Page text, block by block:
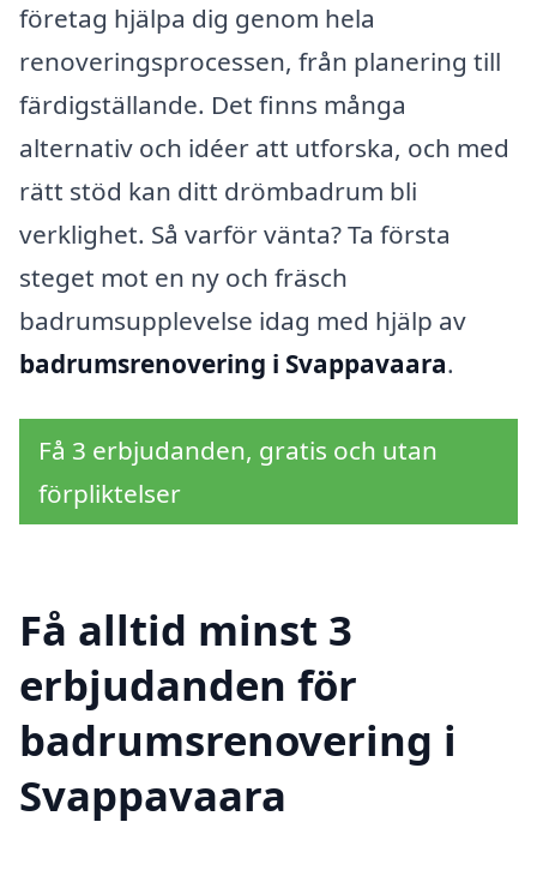
företag hjälpa dig genom hela
renoveringsprocessen, från planering till
färdigställande. Det finns många
alternativ och idéer att utforska, och med
rätt stöd kan ditt drömbadrum bli
verklighet. Så varför vänta? Ta första
steget mot en ny och fräsch
badrumsupplevelse idag med hjälp av
badrumsrenovering i Svappavaara.
Få 3 erbjudanden, gratis och utan
förpliktelser
Få alltid minst 3
erbjudanden för
badrumsrenovering i
Svappavaara